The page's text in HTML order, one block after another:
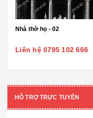
Nhà thờ họ - 02
Liên hệ 0795 102 666
HỖ TRỢ TRỰC TUYẾN